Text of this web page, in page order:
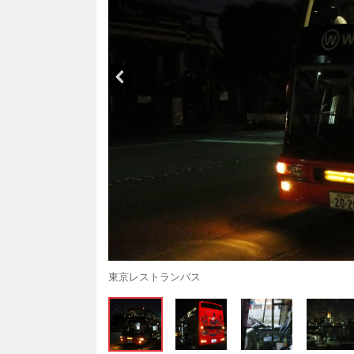
東京レストランバス